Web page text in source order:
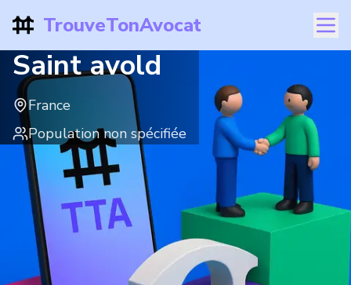
TrouveTonAvocat
Saint avold
France
Population non spécifiée